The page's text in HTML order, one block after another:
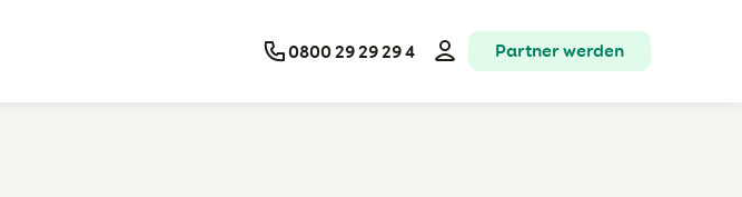
0800 29 29 29 4 Partner werden